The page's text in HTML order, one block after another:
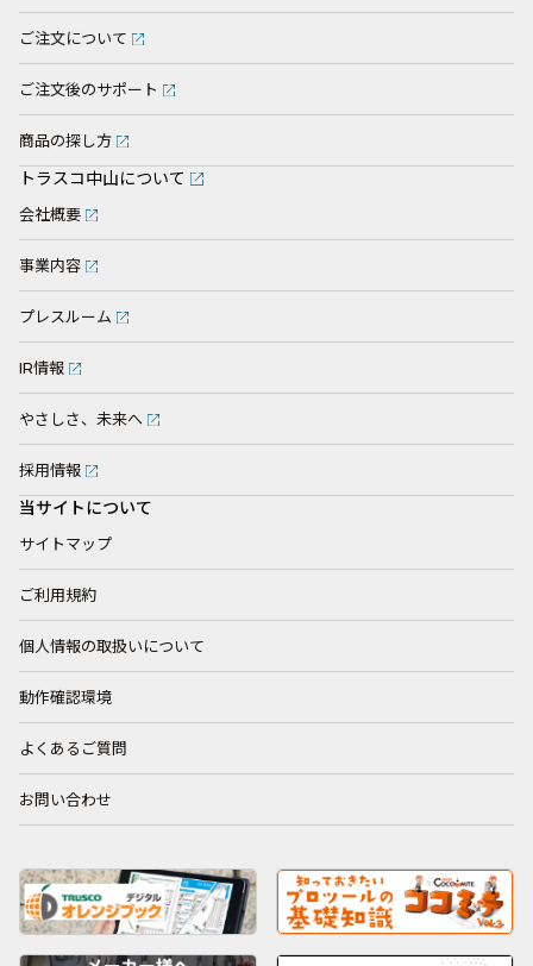
ご注文について
ご注文後のサポート
商品の探し方
トラスコ中山について
会社概要
事業内容
プレスルーム
IR情報
やさしさ、未来へ
採用情報
当サイトについて
サイトマップ
ご利用規約
個人情報の取扱いについて
動作確認環境
よくあるご質問
お問い合わせ